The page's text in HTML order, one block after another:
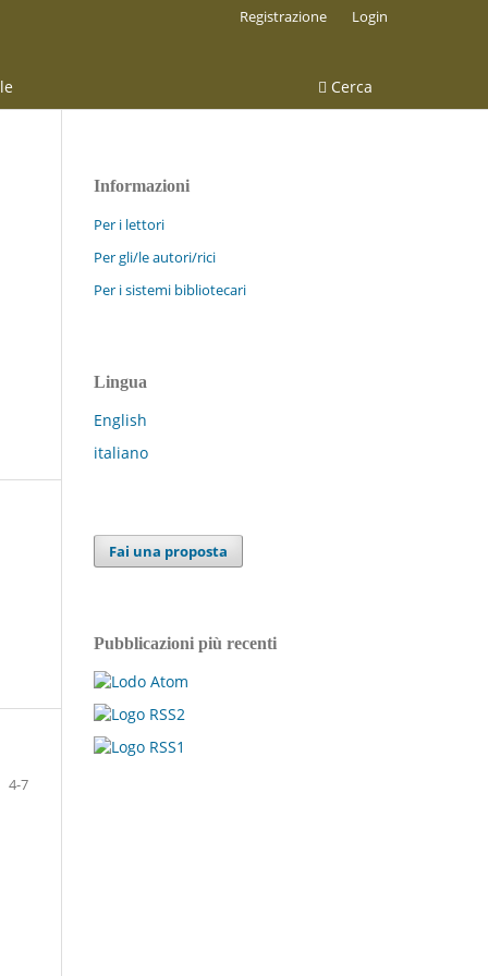
Cerca
Registrazione Login
4-7
Informazioni
Per i lettori
Per gli/le autori/rici
Per i sistemi bibliotecari
Lingua
English
italiano
Fai una proposta
Pubblicazioni più recenti